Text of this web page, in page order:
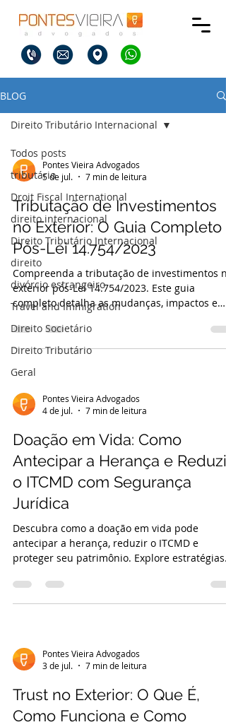
BLOG
Todos posts
tributário
Droit Fiscal International
direito internacional
Direito Tributário Internacional
direito
divórcio estrangeiro
Travel and Immigration
Direito Societário
Direito Tributário
Geral
Direito Tributário Internacional
Pontes Vieira Advogados
5 de jul.
7 min de leitura
Tributação de Investimentos
no Exterior: O Guia Completo
Pós-Lei 14.754/2023
Compreenda a tributação de investimentos no
exterior pós-Lei 14.754/2023. Este guia
completo detalha as mudanças, impactos e
estratégias essenciais para conformidade
e otimização de seus ativos globais.
Pontes Vieira Advogados
4 de jul.
7 min de leitura
Doação em Vida: Como
Antecipar a Herança e Reduzir
o ITCMD com Segurança
Jurídica
Descubra como a doação em vida pode
antecipar a herança, reduzir o ITCMD e
proteger seu patrimônio. Explore estratégias
Pontes Vieira Advogados
3 de jul.
7 min de leitura
Trust no Exterior: O Que É,
Como Funciona e Como